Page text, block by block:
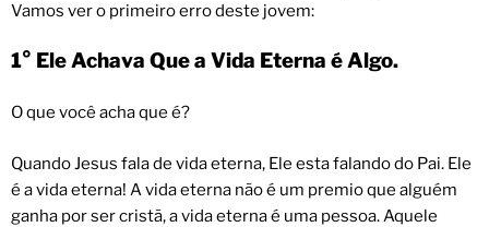
Vamos ver o primeiro erro deste jovem:
1° Ele Achava Que a Vida Eterna é Algo.
O que você acha que é?
Quando Jesus fala de vida eterna, Ele esta falando do Pai. Ele
é a vida eterna! A vida eterna não é um premio que alguém
ganha por ser cristã, a vida eterna é uma pessoa. Aquele